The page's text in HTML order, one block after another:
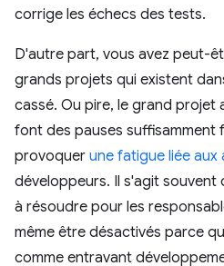
corrige les échecs des tests.
D'autre part, vous avez peut-
grands projets qui existent
cassé. Ou pire, le grand projet
font des pauses suffisamment
provoquer une fatigue liée aux
développeurs. Il s'agit souvent
à résoudre pour les
même être désactivés parce
comme entravant